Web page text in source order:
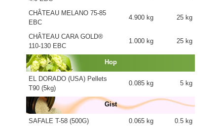
CHÂTEAU MELANO 75-85
EBC
4.900 kg 25 kg
CHÂTEAU CARA GOLD®
110-130 EBC
1.000 kg 25 kg
Hop
EL DORADO (USA) Pellets
T90 (5kg)
0.085 kg 5 kg
Gist
SAFALE T-58 (500G) 0.065 kg 0.5 kg